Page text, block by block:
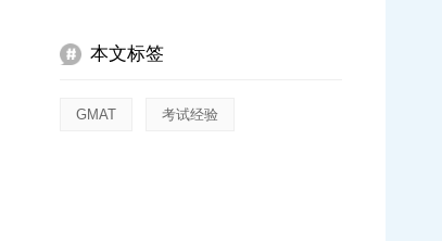
本文标签
GMAT 考试经验